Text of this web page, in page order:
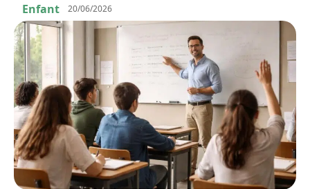
Enfant 20/06/2026